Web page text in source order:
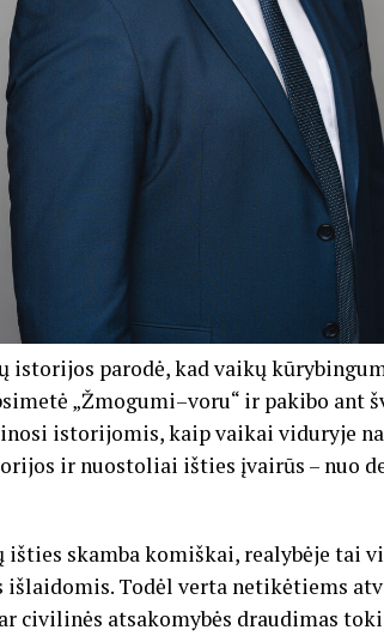
parodė, kad vaikų
„Žmogumi–voru“ ir pakibo ant
istorijomis, kaip vaikai viduryje
ir nuostoliai išties įvairūs – nuo
išties skamba komiškai, realybėje tai
Todėl verta netikėtiems
civilinės atsakomybės draudimas